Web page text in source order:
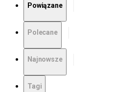
Powiązane
Polecane
Najnowsze
Tagi